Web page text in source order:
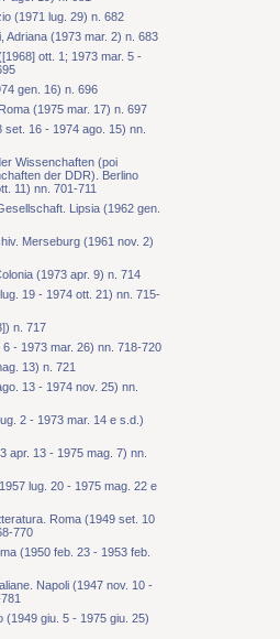
(1971 lug. 29) n. 682
Adriana (1973 mar. 2) n. 683
ott. 1; 1973 mar. 5 -
gen. 16) n. 696
(1975 mar. 17) n. 697
set. 16 - 1974 ago. 15) nn.
Wissenchaften (poi
der DDR). Berlino
11) nn. 701-711
Lipsia (1962 gen.
Merseburg (1961 nov. 2)
(1973 apr. 9) n. 714
19 - 1974 ott. 21) nn. 715-
n. 717
- 1973 mar. 26) nn. 718-720
13) n. 721
13 - 1974 nov. 25) nn.
2 - 1973 mar. 14 e s.d.)
apr. 13 - 1975 mag. 7) nn.
lug. 20 - 1975 mag. 22 e
Roma (1949 set. 10
770
(1950 feb. 23 - 1953 feb.
Napoli (1947 nov. 10 -
(1949 giu. 5 - 1975 giu. 25)